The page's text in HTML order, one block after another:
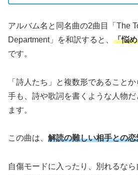
アルバム名と同名曲の2曲目「The
Department」を和訳すると、 「悩
です。
「詩人たち」と複数形であること
手も、詩や歌詞を書くような人物
ます。
この曲は、 解読の難しい相手との
自傷モードに入ったり、別れるな